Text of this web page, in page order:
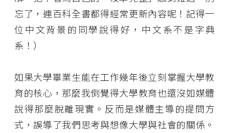
忘了，連百科全書都得經常更新內容呢！記得一
位中文背景的同學說得好，中文系不是字典
系！）
如果大學畢業生能在工作幾年後立刻掌握大學教
育的核心，那麼我倒覺得大學教育也還沒如媒體
說得那麼脫離現實。反而是媒體主導的提問方
式，誤導了我們思考與想像大學與社會的關係。